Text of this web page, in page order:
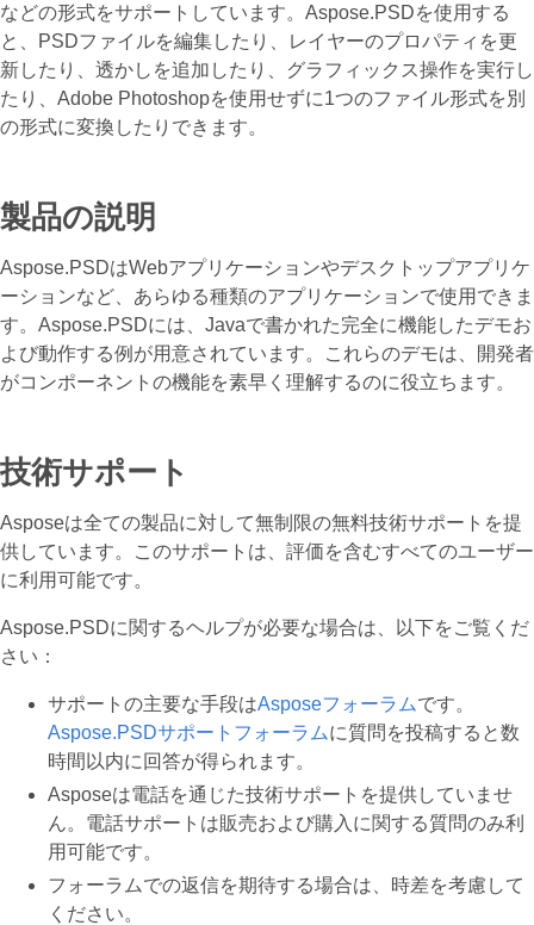
などの形式をサポートしています。Aspose.PSDを使用する
と、PSDファイルを編集したり、レイヤーのプロパティを更
新したり、透かしを追加したり、グラフィックス操作を実行し
たり、Adobe Photoshopを使用せずに1つのファイル形式を別
の形式に変換したりできます。
製品の説明
Aspose.PSDはWebアプリケーションやデスクトップアプリケ
ーションなど、あらゆる種類のアプリケーションで使用できま
す。Aspose.PSDには、Javaで書かれた完全に機能したデモお
よび動作する例が用意されています。これらのデモは、開発者
がコンポーネントの機能を素早く理解するのに役立ちます。
技術サポート
Asposeは全ての製品に対して無制限の無料技術サポートを提
供しています。このサポートは、評価を含むすべてのユーザー
に利用可能です。
Aspose.PSDに関するヘルプが必要な場合は、以下をご覧くだ
さい：
サポートの主要な手段はAsposeフォーラムです。
Aspose.PSDサポートフォーラムに質問を投稿すると数
時間以内に回答が得られます。
Asposeは電話を通じた技術サポートを提供していませ
ん。電話サポートは販売および購入に関する質問のみ利
用可能です。
フォーラムでの返信を期待する場合は、時差を考慮して
ください。